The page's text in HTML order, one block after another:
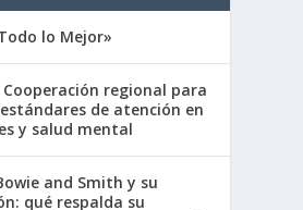
lo Mejor»
Cooperación regional para
de atención en
y salud mental
and Smith y su
qué respalda su